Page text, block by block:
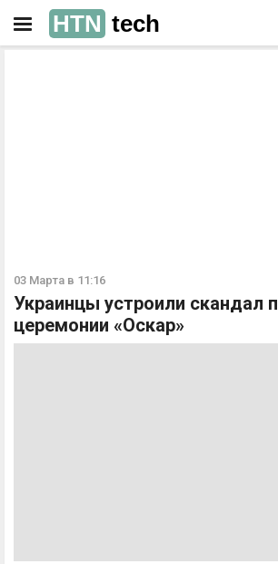
HTN tech
03 Марта в 11:16
Украинцы устроили скандал
церемонии «Оскар»